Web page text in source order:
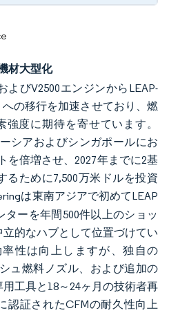
材大型化
よびV2500エンジンからLEAP-
への移行を加速させており、燃
強度に期待を寄せています。
シアおよびシンガポールにお
を倍増させ、2027年までに2基
るために7,500万米ドルを投資
は東南アジアで初めてLEAP
ーを年間500件以上のショッ
的なハブとして位置づけてい
性は向上しますが、独自の
ュ燃料ノズル、および追加の
工具と18～24ヶ月の技術者再
認証されたCFMの耐久性向上